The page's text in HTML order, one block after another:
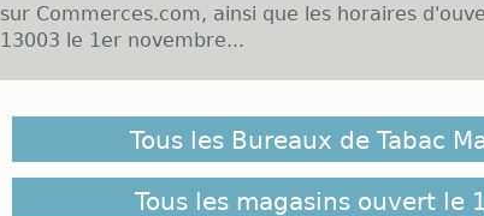
sur Commerces.com, ainsi que les horaires
13003 le 1er novembre...
ouverts le 1er novembre 2026 ne soient pas
suivant pour retrouver l'ensemble des Tabac
Commerces.com :11 bureaux de Tabac Marseille
Tous les Bureaux de Tabac
Tous les magasins ouvert le